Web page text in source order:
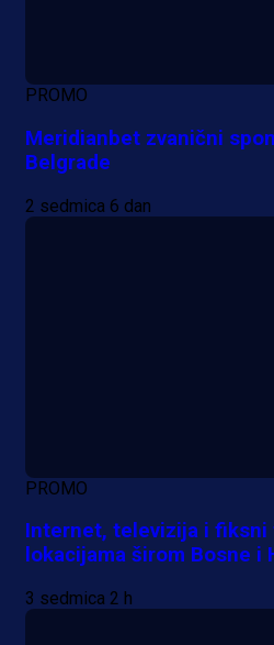
PROMO
Meridianbet zvanični
Belgrade
2 sedmica 6 dan
PROMO
Internet, televizija i fiksni
lokacijama širom Bosne i
3 sedmica 2 h